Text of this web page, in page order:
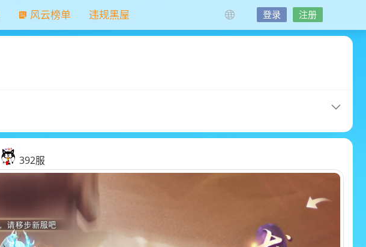
风云榜单 违规黑屋 登录 注册
392服